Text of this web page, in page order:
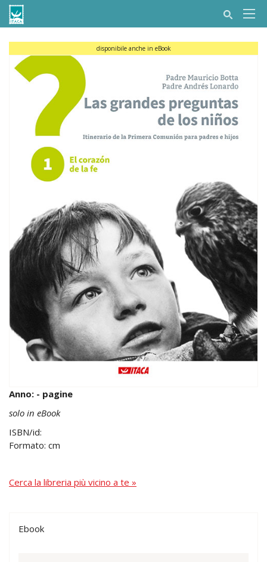
disponibile anche in eBook
Anno: - pagine
solo in eBook
ISBN/id:
Formato: cm
Cerca la libreria più vicino a te »
Ebook